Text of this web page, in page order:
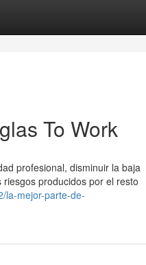
To Work
profesional, disminuir la baja
producidos por el resto
la-mejor-parte-de-